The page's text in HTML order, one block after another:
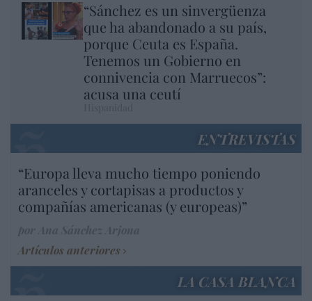
“Sánchez es un sinvergüenza
que ha abandonado a su país,
porque Ceuta es España.
Tenemos un Gobierno en
connivencia con Marruecos”:
acusa una ceutí
ENTREVISTAS
“Europa lleva mucho tiempo poniendo
aranceles y cortapisas a productos y
compañías americanas (y europeas)”
Artículos anteriores
LA CASA BLANCA